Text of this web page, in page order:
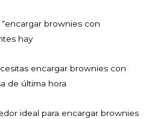
brownies con
hay
encargar brownies con
de última hora
ideal para encargar brownies